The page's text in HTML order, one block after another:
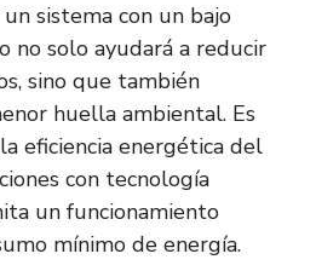
sistema con un bajo
no solo ayudará a reducir
sino que también
huella ambiental. Es
eficiencia energética del
con tecnología
un funcionamiento
mínimo de energía.